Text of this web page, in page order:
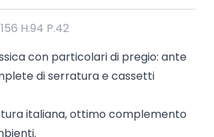
H.94 P.42
con particolari di pregio: ante
di serratura e cassetti
italiana, ottimo complemento